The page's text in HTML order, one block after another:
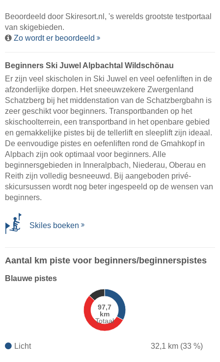
Beoordeeld door Skiresort.nl , 's werelds grootste testportaal
van skigebieden.
Zo wordt er beoordeeld
Beginners Ski Juwel Alpbachtal Wildschönau
Er zijn veel skischolen in Ski Juwel en veel oefenliften in de
afzonderlijke dorpen. Het sneeuwzekere Zwergenland
Schatzberg bij het middenstation van de Schatzbergbahn is
zeer geschikt voor beginners. Transportbanden op het
skischoolterrein, een transportband in het openbare gebied
en gemakkelijke pistes bij de tellerlift en sleeplift zijn ideaal.
De eenvoudige pistes en oefenliften rond de Gmahkopf in
Alpbach zijn ook optimaal voor beginners. Alle
beginnersgebieden in Inneralpbach, Niederau, Oberau en
Reith zijn volledig besneeuwd. Bij aangeboden privé-
skicursussen wordt nog beter ingespeeld op de wensen van
beginners.
Skiles boeken
Aantal km piste voor beginners/beginnerspistes
Blauwe pistes
97,7
km
Totaal
Licht 32,1 km (33 %)